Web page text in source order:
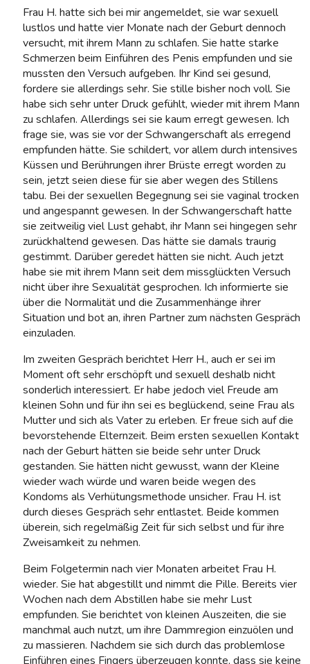
Frau H. hatte sich bei mir angemeldet, sie war sexuell
lustlos und hatte vier Monate nach der Geburt dennoch
versucht, mit ihrem Mann zu schlafen. Sie hatte starke
Schmerzen beim Einführen des Penis empfunden und sie
mussten den Versuch aufgeben. Ihr Kind sei gesund,
fordere sie allerdings sehr. Sie stille bisher noch voll. Sie
habe sich sehr unter Druck gefühlt, wieder mit ihrem Mann
zu schlafen. Allerdings sei sie kaum erregt gewesen. Ich
frage sie, was sie vor der Schwangerschaft als erregend
empfunden hätte. Sie schildert, vor allem durch intensives
Küssen und Berührungen ihrer Brüste erregt worden zu
sein, jetzt seien diese für sie aber wegen des Stillens
tabu. Bei der sexuellen Begegnung sei sie vaginal trocken
und angespannt gewesen. In der Schwangerschaft hatte
sie zeitweilig viel Lust gehabt, ihr Mann sei hingegen sehr
zurückhaltend gewesen. Das hätte sie damals traurig
gestimmt. Darüber geredet hätten sie nicht. Auch jetzt
habe sie mit ihrem Mann seit dem missglückten Versuch
nicht über ihre Sexualität gesprochen. Ich informierte sie
über die Normalität und die Zusammenhänge ihrer
Situation und bot an, ihren Partner zum nächsten Gespräch
einzuladen.
Im zweiten Gespräch berichtet Herr H., auch er sei im
Moment oft sehr erschöpft und sexuell deshalb nicht
sonderlich interessiert. Er habe jedoch viel Freude am
kleinen Sohn und für ihn sei es beglückend, seine Frau als
Mutter und sich als Vater zu erleben. Er freue sich auf die
bevorstehende Elternzeit. Beim ersten sexuellen Kontakt
nach der Geburt hätten sie beide sehr unter Druck
gestanden. Sie hätten nicht gewusst, wann der Kleine
wieder wach würde und waren beide wegen des
Kondoms als Verhütungsmethode unsicher. Frau H. ist
durch dieses Gespräch sehr entlastet. Beide kommen
überein, sich regelmäßig Zeit für sich selbst und für ihre
Zweisamkeit zu nehmen.
Beim Folgetermin nach vier Monaten arbeitet Frau H.
wieder. Sie hat abgestillt und nimmt die Pille. Bereits vier
Wochen nach dem Abstillen habe sie mehr Lust
empfunden. Sie berichtet von kleinen Auszeiten, die sie
manchmal auch nutzt, um ihre Dammregion einzuölen und
zu massieren. Nachdem sie sich durch das problemlose
Einführen eines Fingers überzeugen konnte, dass sie keine